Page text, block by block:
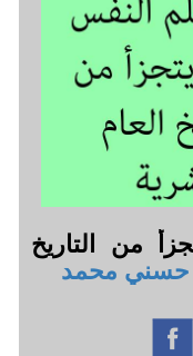
من التاريخ
حسني محمد